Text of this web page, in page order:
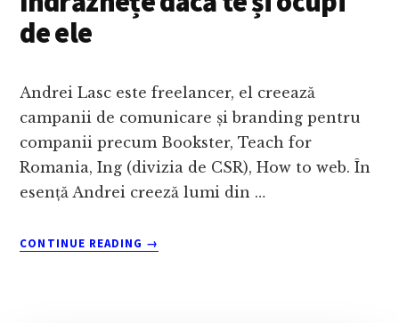
de ele
Andrei Lasc este freelancer, el creează
campanii de comunicare și branding pentru
companii precum Bookster, Teach for
Romania, Ing (divizia de CSR), How to web. În
esență Andrei creeză lumi din …
CONTINUE READING
ABOUT
→